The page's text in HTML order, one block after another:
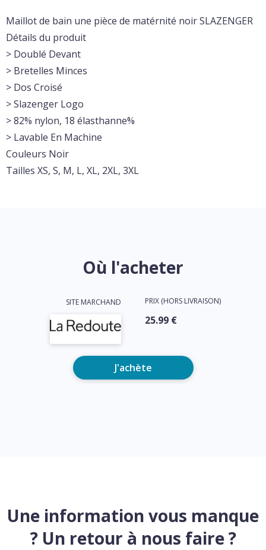
Maillot de bain une pièce de matérnité noir SLAZENGER
Détails du produit
> Doublé Devant
> Bretelles Minces
> Dos Croisé
> Slazenger Logo
> 82% nylon, 18 élasthanne%
> Lavable En Machine
Couleurs Noir
Tailles XS, S, M, L, XL, 2XL, 3XL
Où l'acheter
SITE MARCHAND PRIX (HORS LIVRAISON)
25.99 €
J'achète
Une information vous manque
? Un retour à nous faire ?